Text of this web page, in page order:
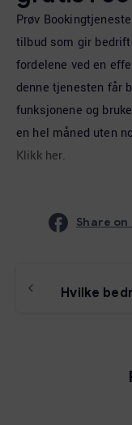
Prøv
tilbud som gir
fordelene ved en
denne tjenesten får
funksjonene og
en hel måned uten
Klikk her.
Share on